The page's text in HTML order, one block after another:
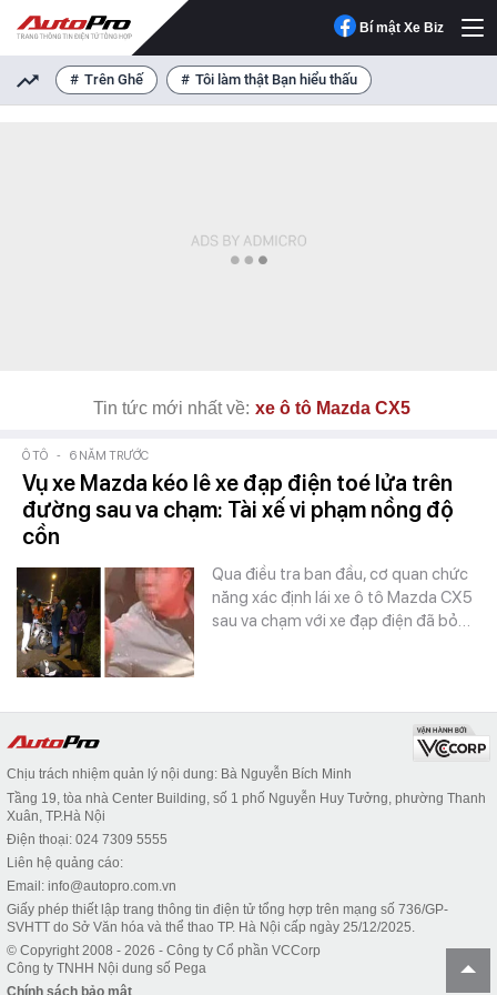
Bí mật Xe Biz
Trên Ghế Tôi làm thật Bạn hiểu thấu
Tin tức mới nhất về: xe ô tô Mazda CX5
Ô TÔ - 6 NĂM TRƯỚC
Vụ xe Mazda kéo lê xe đạp điện toé lửa trên
đường sau va chạm: Tài xế vi phạm nồng độ
cồn
Qua điều tra ban đầu, cơ quan chức
năng xác định lái xe ô tô Mazda CX5
sau va chạm với xe đạp điện đã bỏ…
Chịu trách nhiệm quản lý nội dung: Bà Nguyễn Bích Minh
Tầng 19, tòa nhà Center Building, số 1 phố Nguyễn Huy Tưởng, phường Thanh
Xuân, TP.Hà Nội
Điện thoại: 024 7309 5555
Liên hệ quảng cáo:
Email: info@autopro.com.vn
Giấy phép thiết lập trang thông tin điện tử tổng hợp trên mạng số 736/GP-
SVHTT do Sở Văn hóa và thể thao TP. Hà Nội cấp ngày 25/12/2025.
© Copyright 2008 - 2026 - Công ty Cổ phần VCCorp
Công ty TNHH Nội dung số Pega
Chính sách bảo mật